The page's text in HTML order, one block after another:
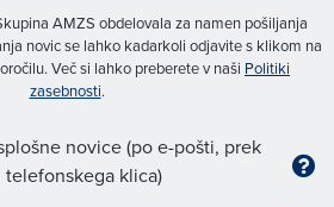
AMZS obdelovala za namen pošiljanja
novic se lahko kadarkoli odjavite s klikom na
Več si lahko preberete v naši Politiki
zasebnosti.
novice (po e-pošti, prek
telefonskega klica)